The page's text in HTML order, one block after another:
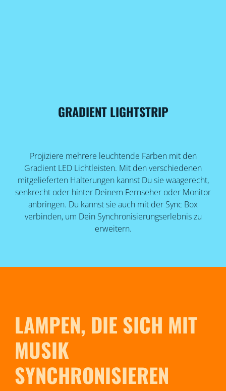
GRADIENT LIGHTSTRIP
Projiziere mehrere leuchtende Farben mit den
Gradient LED Lichtleisten. Mit den verschiedenen
mitgelieferten Halterungen kannst Du sie waagerecht,
senkrecht oder hinter Deinem Fernseher oder Monitor
anbringen. Du kannst sie auch mit der Sync Box
verbinden, um Dein Synchronisierungserlebnis zu
erweitern.
LAMPEN, DIE SICH MIT
MUSIK
SYNCHRONISIEREN